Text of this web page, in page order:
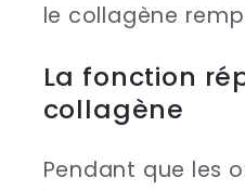
le collagène
La fonction
collagène
Pendant que les